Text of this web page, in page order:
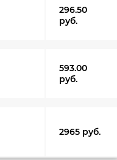
296.50
руб.
593.00
руб.
2965 руб.